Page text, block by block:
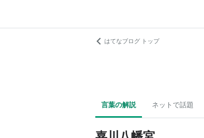
はてなブログ トップ
言葉の解説 ネットで話題